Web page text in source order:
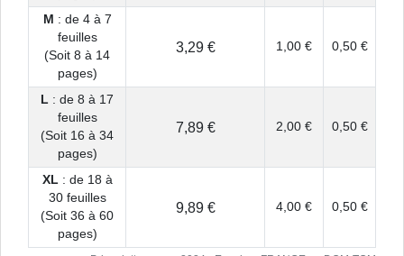
M : de 4 à 7
feuilles
(Soit 8 à 14
pages)
3,29 € 1,00 € 0,50 €
L : de 8 à 17
feuilles
(Soit 16 à 34
pages)
7,89 € 2,00 € 0,50 €
XL: de 18 à
30 feuilles
(Soit 36 à 60
pages)
9,89 € 4,00 € 0,50 €